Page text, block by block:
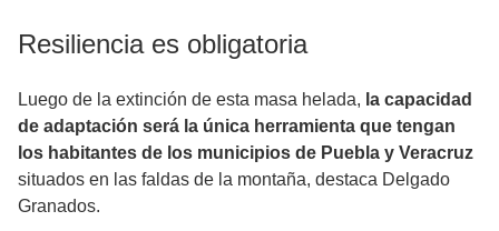
Resiliencia es obligatoria
Luego de la extinción de esta masa helada, la capacidad
de adaptación será la única herramienta que tengan
los habitantes de los municipios de Puebla y Veracruz
situados en las faldas de la montaña, destaca Delgado
Granados.